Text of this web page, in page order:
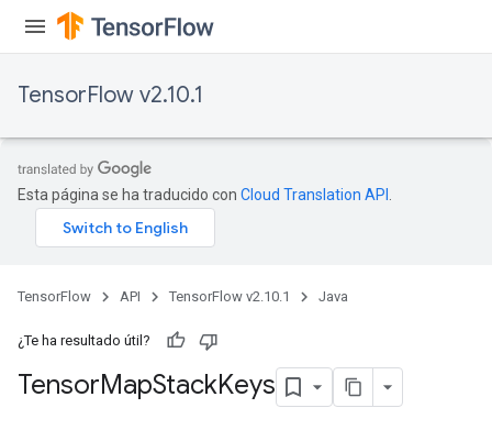
TensorFlow v2.10.1
Esta página se ha traducido con Cloud Translation API
TensorFlow API TensorFlow v2.10.1 Java
¿Te ha resultado útil?
TensorMapStackKeys